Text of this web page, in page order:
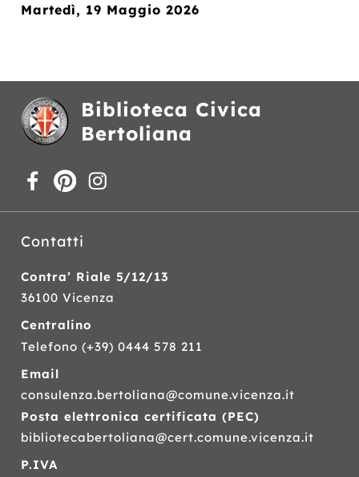
Martedì, 19 Maggio 2026
Biblioteca Civica
Bertoliana
Contatti
Contra’ Riale 5/12/13
36100 Vicenza
Centralino
Telefono(+39) 0444 578 211
Email
consulenza.bertoliana@comune.vicenza.it
Posta elettronica certificata (PEC)
bibliotecabertoliana@cert.comune.vicenza.it
P.IVA